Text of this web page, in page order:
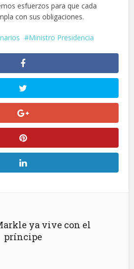
esfuerzos para que cada
con sus obligaciones.
Ministro Presidencia
ya vive con el
príncipe